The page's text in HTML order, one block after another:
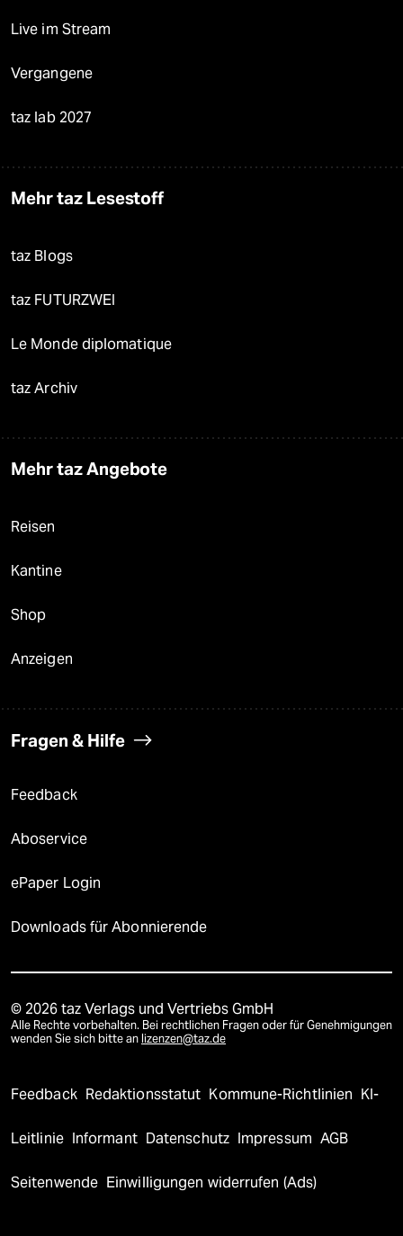
Live im Stream
Vergangene
taz lab 2027
Mehr taz Lesestoff
taz Blogs
taz FUTURZWEI
Le Monde diplomatique
taz Archiv
Mehr taz Angebote
Reisen
Kantine
Shop
Anzeigen
Fragen & Hilfe
Feedback
Aboservice
ePaper Login
Downloads für Abonnierende
© 2026 taz Verlags und Vertriebs GmbH
Alle Rechte vorbehalten. Bei rechtlichen Fragen oder für Genehmigungen
wenden Sie sich bitte an lizenzen@taz.de
Feedback Redaktionsstatut Kommune-Richtlinien KI-
Leitlinie Informant Datenschutz Impressum AGB
Seitenwende Einwilligungen widerrufen (Ads)